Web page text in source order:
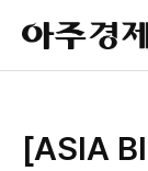
아
주
경
[ASIA